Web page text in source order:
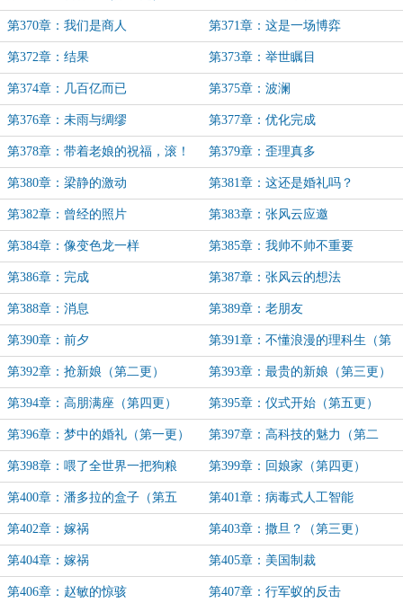
第370章：我们是商人 第371章：这是一场博弈
第372章：结果 第373章：举世瞩目
第374章：几百亿而已 第375章：波澜
第376章：未雨与绸缪 第377章：优化完成
第378章：带着老娘的祝福，滚！ 第379章：歪理真多
第380章：梁静的激动 第381章：这还是婚礼吗？
第382章：曾经的照片 第383章：张风云应邀
第384章：像变色龙一样 第385章：我帅不帅不重要
第386章：完成 第387章：张风云的想法
第388章：消息 第389章：老朋友
第390章：前夕 第391章：不懂浪漫的理科生（第
一更）
第392章：抢新娘（第二更） 第393章：最贵的新娘（第三更）
第394章：高朋满座（第四更） 第395章：仪式开始（第五更）
第396章：梦中的婚礼（第一更） 第397章：高科技的魅力（第二
更）
第398章：喂了全世界一把狗粮
（第三更）
第399章：回娘家（第四更）
第400章：潘多拉的盒子（第五
更）
第401章：病毒式人工智能
第402章：嫁祸 第403章：撒旦？（第三更）
第404章：嫁祸 第405章：美国制裁
第406章：赵敏的惊骇 第407章：行军蚁的反击